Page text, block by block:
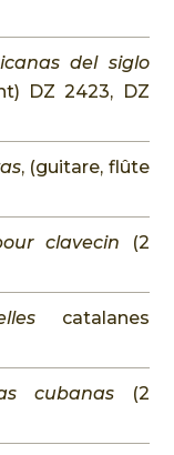
del siglo
DZ 2423, DZ
, (guitare, flûte
clavecin (2
catalanes
cubanas(2